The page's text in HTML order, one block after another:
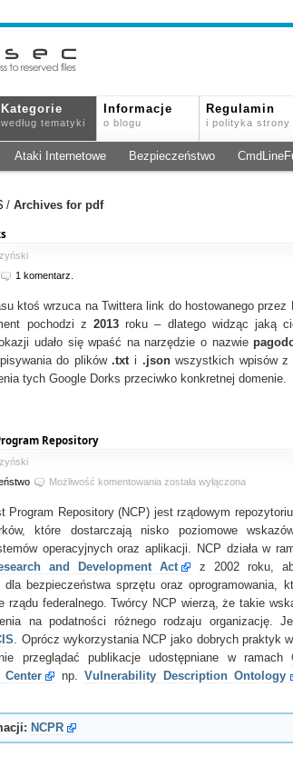
Kategorie
według tematyki
Informacje
o blogu
Regulamin
i polityka strony
Ataki Internetowe Bezpieczeństwo
/ Archives for pdf
1 komentarz.
ktoś wrzuca na Twittera link do hostowanego przez
pochodzi z 2013 roku – dlatego widząc jaką
udało się wpaść na narzędzie o nazwie
do plików.txti .jsonwszystkich wpisów z
tych Google Dorks przeciwko konkretnej domenie.
Repository
Możliwość komentowania National
Program
Repository
została wyłączona
Program Repository (NCP) jest rządowym
które dostarczają nisko poziomowe
operacyjnych oraz aplikacji. NCP działa w
and Development Act
z 2002 roku,
dla bezpieczeństwa sprzętu oraz oprogramowania,
rządu federalnego. Twórcy NCP wierzą, że takie
na podatności różnego rodzaju organizację.
. Oprócz wykorzystania NCP jako dobrych praktyk
przeglądać publikacje udostępniane w ramach
Center
np.Vulnerability Description Ontology
NCPR